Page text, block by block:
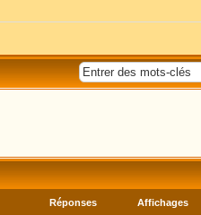
Réponses Affichages